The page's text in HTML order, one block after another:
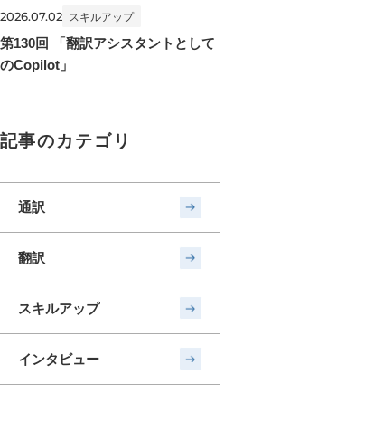
2026.07.02 スキルアップ
第130回 「翻訳アシスタントとして
のCopilot」
記事のカテゴリ
通訳
翻訳
スキルアップ
インタビュー